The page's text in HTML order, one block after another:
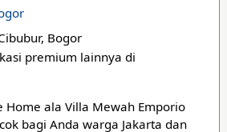
Bogor
premium lainnya di
Home ala Villa Mewah Emporio
bagi Anda warga Jakarta dan